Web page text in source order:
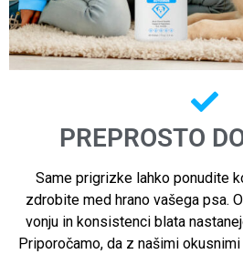
PREPROSTO
Same prigrizke lahko ponudite
zdrobite med hrano vašega psa.
vonju in konsistenci blata
Priporočamo, da z našimi